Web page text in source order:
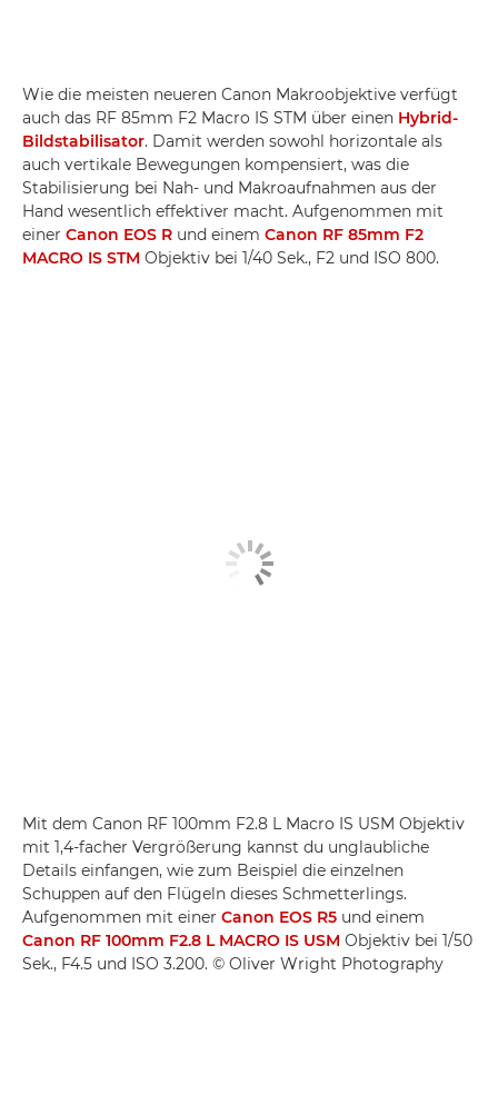
Wie die meisten neueren Canon Makroobjektive verfügt
auch das RF 85mm F2 Macro IS STM über einen Hybrid-
Bildstabilisator. Damit werden sowohl horizontale als
auch vertikale Bewegungen kompensiert, was die
Stabilisierung bei Nah- und Makroaufnahmen aus der
Hand wesentlich effektiver macht. Aufgenommen mit
einer Canon EOS R und einem Canon RF 85mm F2
MACRO IS STM Objektiv bei 1/40 Sek., F2 und ISO 800.
Mit dem Canon RF 100mm F2.8 L Macro IS USM Objektiv
mit 1,4-facher Vergrößerung kannst du unglaubliche
Details einfangen, wie zum Beispiel die einzelnen
Schuppen auf den Flügeln dieses Schmetterlings.
Aufgenommen mit einer Canon EOS R5 und einem
Canon RF 100mm F2.8 L MACRO IS USM Objektiv bei 1/50
Sek., F4.5 und ISO 3.200. © Oliver Wright Photography